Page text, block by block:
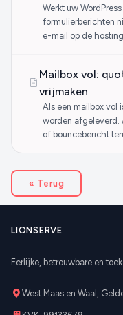
Werkt uw
formulierberichten
e-mail op de
Mailbox vol:
vrijmaken
Als een mailbox vol
worden afgeleverd.
of bouncebericht
« Terug
LIONSERVE
Eerlijke, betrouwbare en
West Maas en Waal,